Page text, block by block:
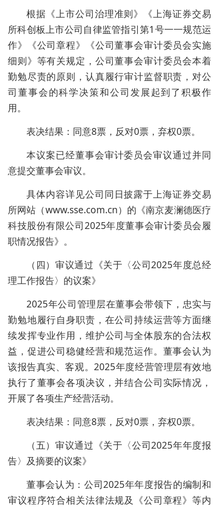
根据《上市公司治理准则》《上海证券交易
所科创板上市公司自律监管指引第1号一一规范运
作》《公司章程》《公司董事会审计委员会实施
细则》等有关规定，公司董事会审计委员会本着
勤勉尽责的原则，认真履行审计监督职责，对公
司董事会的科学决策和公司发展起到了积极作
用。
表决结果：同意8票，反对0票，弃权0票。
本议案已经董事会审计委员会审议通过并同
意提交董事会审议。
具体内容详见公司同日披露于上海证券交易
所网站（www.sse.com.cn）的《南京麦澜德医疗
科技股份有限公司2025年度董事会审计委员会履
职情况报告》。
（四）审议通过《关于〈公司2025年度总经
理工作报告〉的议案》
2025年公司管理层在董事会带领下，忠实与
勤勉地履行自身职责，在公司持续运营等方面继
续发挥专业作用，维护公司与全体股东的合法权
益，促进公司稳健经营和规范运作。董事会认为
该报告真实、客观。2025年度经营管理层有效地
执行了董事会各项决议，并结合公司实际情况，
开展了各项生产经营活动。
表决结果：同意8票，反对0票，弃权0票。
（五）审议通过《关于〈公司2025年年度报
告〉及摘要的议案》
董事会认为：公司2025年年度报告的编制和
审议程序符合相关法律法规及《公司章程》等内